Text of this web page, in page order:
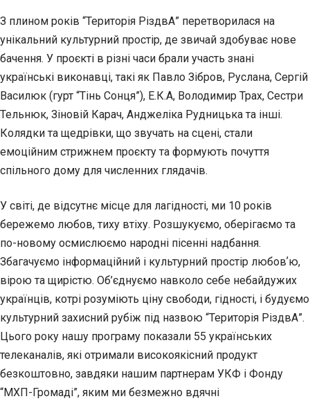
З плином років “Територія РіздвА” перетворилася на
унікальний культурний простір, де звичай здобуває нове
бачення. У проєкті в різні часи брали участь знані
українські виконавці, такі як Павло Зібров, Руслана, Сергій
Василюк (гурт “Тінь Сонця”), Е.К.А, Володимир Траx, Сестри
Тельнюк, Зіновій Карач, Анджеліка Рудницька та інші.
Колядки та щедрівки, що звучать на сцені, стали
емоційним стрижнем проєкту та формують почуття
спільного дому для численних глядачів.
У світі, де відсутнє місце для лагідності, ми 10 років
бережемо любов, тиху втіху. Розшукуємо, оберігаємо та
по-новому осмислюємо народні пісенні надбання.
Збагачуємо інформаційний і культурний простір любовʼю,
вірою та щирістю. Об’єднуємо навколо себе небайдужих
українців, котрі розуміють ціну свободи, гідності, і будуємо
культурний захисний рубіж під назвою “Територія РіздвА”.
Цього року нашу програму показали 55 українських
телеканалів, які отримали високоякісний продукт
безкоштовно, завдяки нашим партнерам УКФ і Фонду
“МХП-Громаді”, яким ми безмежно вдячні